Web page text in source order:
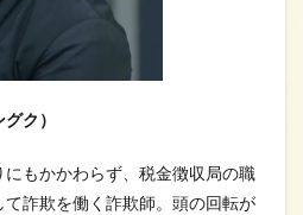
ク）
もかかわらず、税金徴収局の職
詐欺を働く詐欺師。頭の回転が